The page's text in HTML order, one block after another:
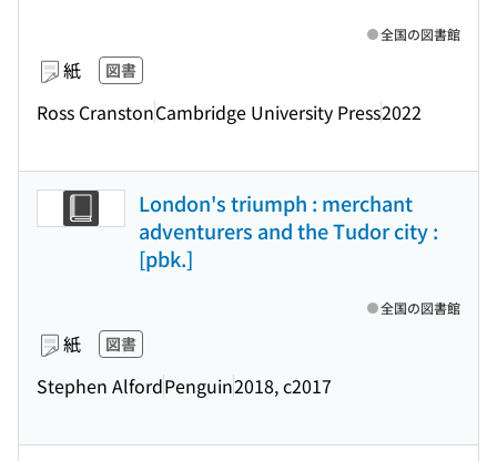
紙 図書
Ross CranstonCambridge University Press2022
全国の図書館
London's triumph : merchant
adventurers and the Tudor city :
[pbk.]
紙 図書
Stephen AlfordPenguin2018, c2017
全国の図書館